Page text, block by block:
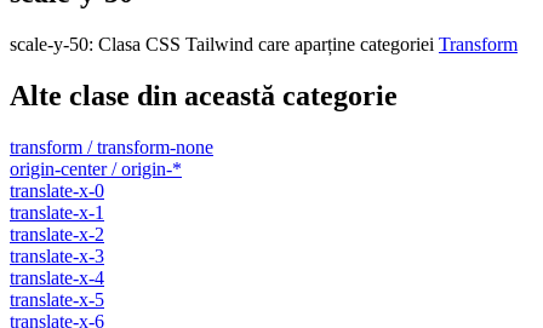
scale-y-50: Clasa CSS Tailwind care aparține categoriei Transform
Alte clase din această categorie
transform / transform-none
origin-center / origin-*
translate-x-0
translate-x-1
translate-x-2
translate-x-3
translate-x-4
translate-x-5
translate-x-6